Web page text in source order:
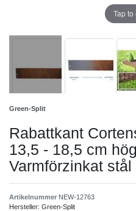
Tap to
Green-Split
Rabattkant
13,5 - 18,5 cm
Varmförzinkat stål
Artikelnummer NEW-12763
Hersteller: Green-Split